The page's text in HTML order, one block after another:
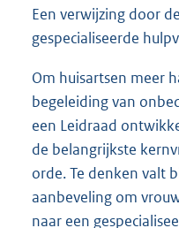
Een verwijzing door
gespecialiseerde
Om huisartsen meer
begeleiding van
een Leidraad
de belangrijkste
orde. Te denken valt
aanbeveling om
naar een